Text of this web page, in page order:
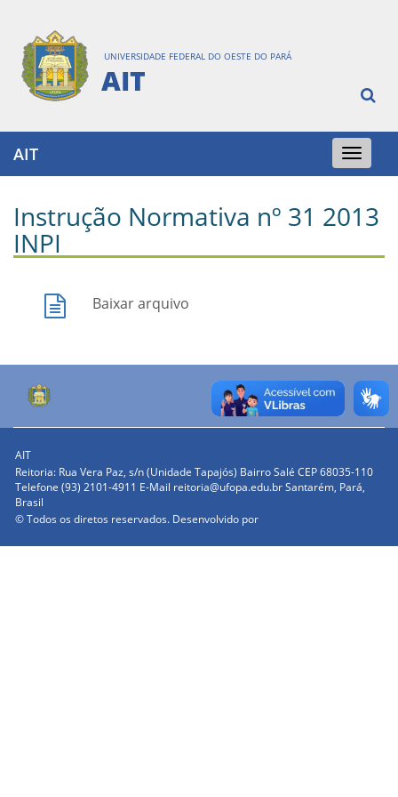
UNIVERSIDADE FEDERAL DO OESTE DO PARÁ
AIT
Toggle
navigation
AIT
Instrução Normativa nº 31 2013
INPI
Baixar arquivo
AIT
Reitoria: Rua Vera Paz, s/n (Unidade Tapajós) Bairro Salé CEP 68035-110
Telefone (93) 2101-4911 E-Mail reitoria@ufopa.edu.br Santarém, Pará,
Brasil
© Todos os diretos reservados. Desenvolvido por